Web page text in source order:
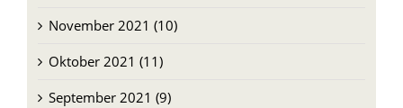
November 2021 (10)
Oktober 2021 (11)
September 2021 (9)